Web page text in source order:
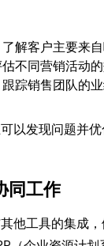
解客户主要来自
不同营销活动的
踪销售团队的业
以发现问题并
同工作
他工具的集成，